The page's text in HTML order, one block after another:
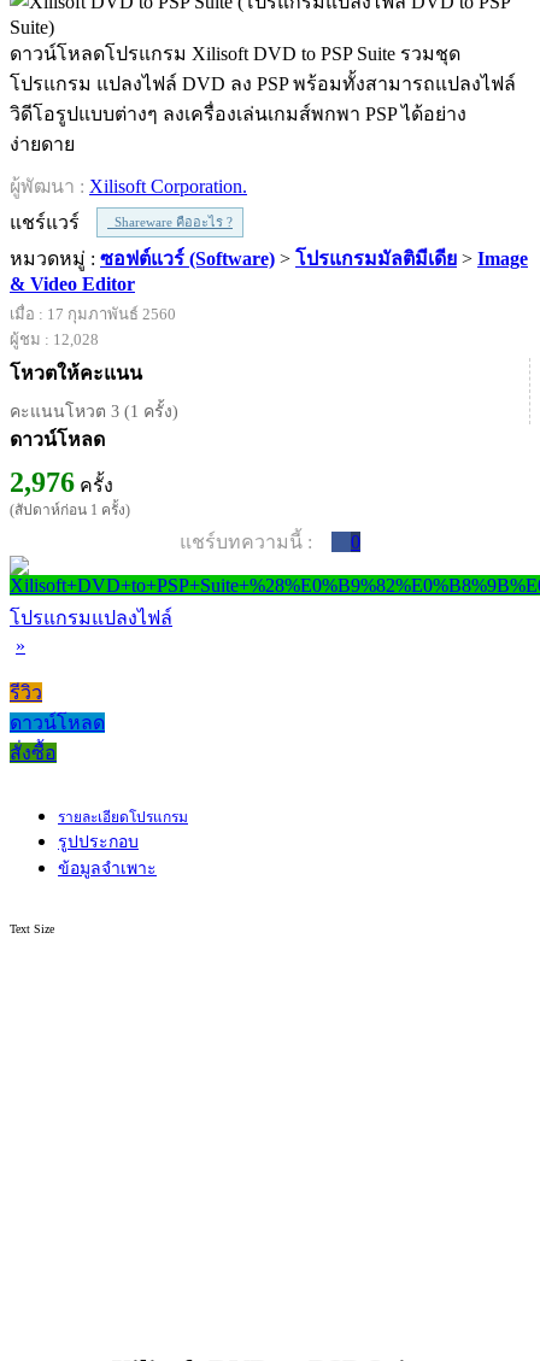
ดาวน์โหลดโปรแกรม Xilisoft DVD to PSP Suite รวมชุด
โปรแกรม แปลงไฟล์ DVD ลง PSP พร้อมทั้งสามารถแปลงไฟล์
วิดีโอรูปแบบต่างๆ ลงเครื่องเล่นเกมส์พกพา PSP ได้อย่าง
ง่ายดาย
ผู้พัฒนา : Xilisoft Corporation.
แชร์แวร์
Shareware คืออะไร ?
หมวดหมู่ : ซอฟต์แวร์ (Software) > โปรแกรมมัลติมีเดีย > Image
& Video Editor
เมื่อ : 17 กุมภาพันธ์ 2560
ผู้ชม : 12,028
โหวตให้คะแนน
คะแนนโหวต 3 (1 ครั้ง)
ดาวน์โหลด
2,976 ครั้ง
(สัปดาห์ก่อน 1 ครั้ง)
แชร์บทความนี้ : 0
โปรแกรมแปลงไฟล์
»
รีวิว
ดาวน์โหลด
สั่งซื้อ
รายละเอียดโปรแกรม
รูปประกอบ
ข้อมูลจำเพาะ
Text Size